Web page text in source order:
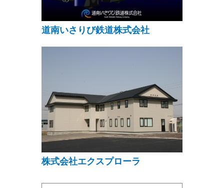
道南いさりび鉄道株式会社
株式会社エクスプローラ